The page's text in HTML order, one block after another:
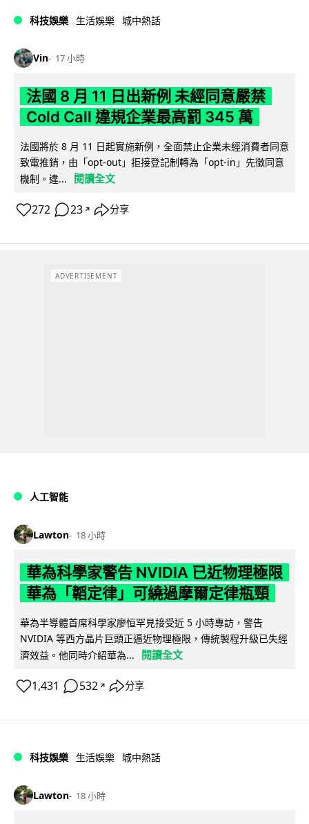
科技娛樂 生活娛樂 城中熱話
Vin 17 小時
法國 8 月 11 日出新例 未經同意嚴禁
Cold Call 違規企業最高罰 345 萬
法國將於 8 月 11 日起實施新例，全面禁止企業未經消費者同意
致電推銷，由「opt-out」拒接登記制轉為「opt-in」先徵同意
機制。違...
閱讀全文
272 23 ↗ 分享
ADVERTISEMENT
人工智能
Lawton 18 小時
華為科學家警告 NVIDIA 已近物理極限
華為「韜定律」可繞過摩爾定律瓶頸
華為半導體首席科學家廖恒罕見接受近 5 小時專訪，警告
NVIDIA 等西方晶片巨頭正逼近物理極限，傳統製程升級已失經
濟效益。他同時介紹華為...
閱讀全文
1,431 532 ↗ 分享
科技娛樂 生活娛樂 城中熱話
Lawton 18 小時